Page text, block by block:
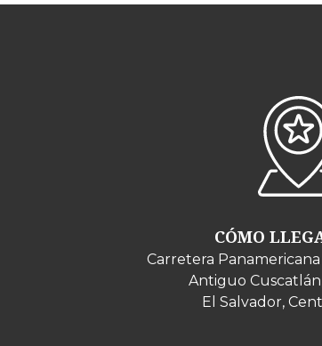
CÓMO
Carretera
Antiguo
El Salvador,